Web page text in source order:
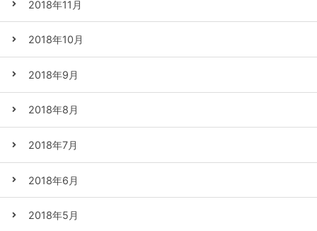
2018年11月
2018年10月
2018年9月
2018年8月
2018年7月
2018年6月
2018年5月